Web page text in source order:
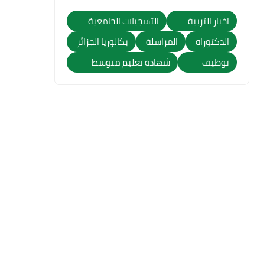
اخبار التربية
التسجيلات الجامعية
الدكتوراه
المراسلة
بكالوريا الجزائر
توظيف
شهادة تعليم متوسط